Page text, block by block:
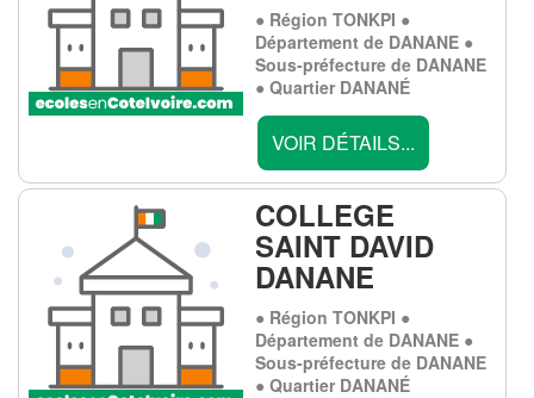
● Région TONKPI ●
Département de DANANE ●
Sous-préfecture de DANANE
● Quartier DANANÉ
VOIR DÉTAILS...
COLLEGE
SAINT DAVID
DANANE
● Région TONKPI ●
Département de DANANE ●
Sous-préfecture de DANANE
● Quartier DANANÉ